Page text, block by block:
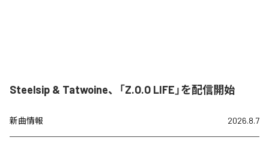
Steelsip & Tatwoine、「Z.O.O LIFE」を配信開始
新曲情報 2026.8.7